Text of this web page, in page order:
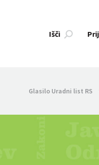
Išči
Glasilo Uradni list RS